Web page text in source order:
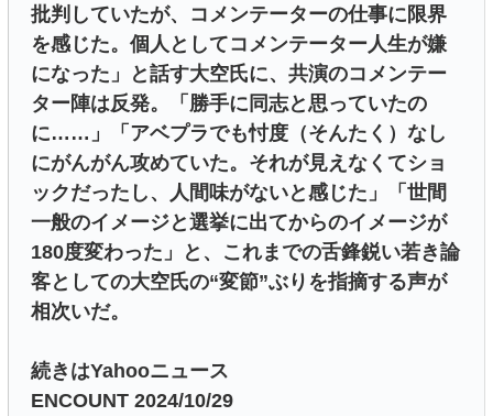
批判していたが、コメンテーターの仕事に限界
を感じた。個人としてコメンテーター人生が嫌
になった」と話す大空氏に、共演のコメンテー
ター陣は反発。「勝手に同志と思っていたの
に……」「アベプラでも忖度（そんたく）なし
にがんがん攻めていた。それが見えなくてショ
ックだったし、人間味がないと感じた」「世間
一般のイメージと選挙に出てからのイメージが
180度変わった」と、これまでの舌鋒鋭い若き論
客としての大空氏の“変節”ぶりを指摘する声が
相次いだ。
続きはYahooニュース
ENCOUNT 2024/10/29